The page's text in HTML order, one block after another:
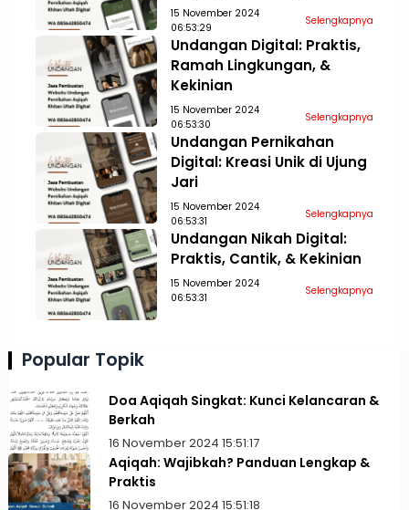
15 November 2024
06:53:29
Selengkapnya
Undangan Digital: Praktis,
Ramah Lingkungan, &
Kekinian
15 November 2024
06:53:30
Selengkapnya
Undangan Pernikahan
Digital: Kreasi Unik di Ujung
Jari
15 November 2024
06:53:31
Selengkapnya
Undangan Nikah Digital:
Praktis, Cantik, & Kekinian
15 November 2024
06:53:31
Selengkapnya
Popular Topik
Doa Aqiqah Singkat: Kunci Kelancaran &
Berkah
16 November 2024 15:51:17
Aqiqah: Wajibkah? Panduan Lengkap &
Praktis
16 November 2024 15:51:18